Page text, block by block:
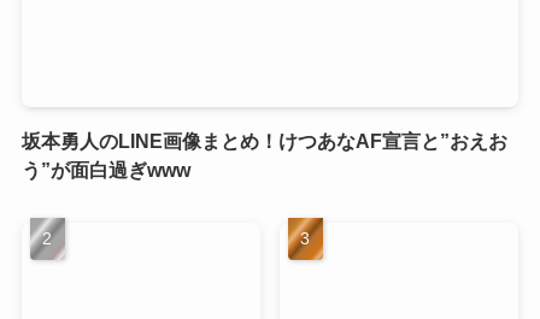
坂本勇人のLINE画像まとめ！けつあなAF宣言と”おえお
う”が面白過ぎwww